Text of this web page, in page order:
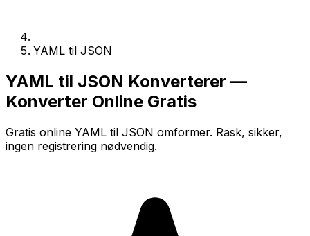
YAML til JSON
YAML til JSON Konverterer —
Konverter Online Gratis
Gratis online YAML til JSON omformer. Rask, sikker,
ingen registrering nødvendig.